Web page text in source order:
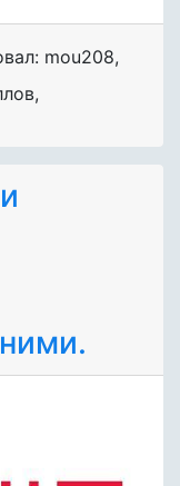
mou208,
,